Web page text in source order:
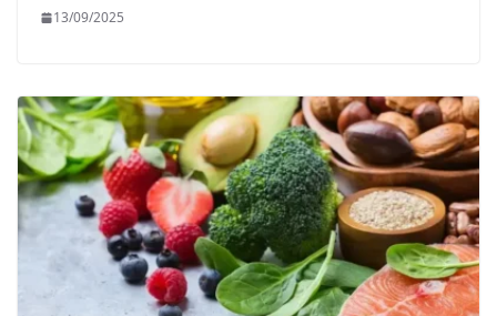
13/09/2025